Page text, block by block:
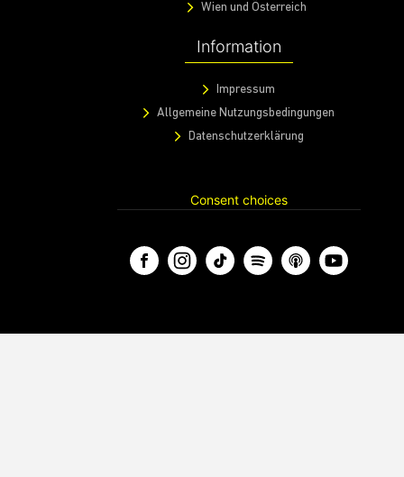
Wien und Österreich
Information
Impressum
Allgemeine Nutzungsbedingungen
Datenschutzerklärung
Consent choices